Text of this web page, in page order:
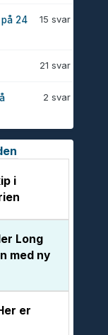
15 svar
24
21 svar
2 svar
i
Long
med ny
er